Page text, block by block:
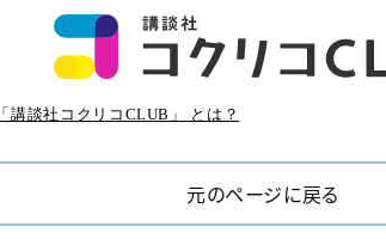
「講談社コクリコCLUB」 とは？
元のページに戻る